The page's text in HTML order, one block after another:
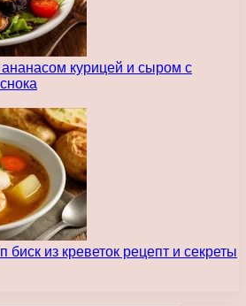
ананасом курицей и сыром с
биск из креветок рецепт и секреты